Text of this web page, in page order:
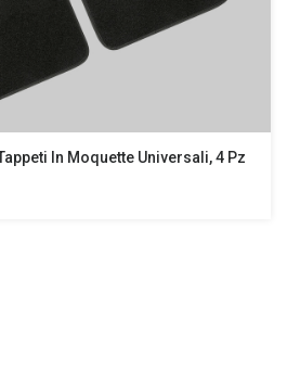
In Moquette Universali, 4 Pz